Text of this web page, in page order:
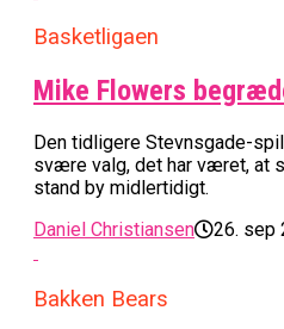
Basketligaen
Mike Flowers
Den tidligere Stevnsgade-
svære valg, det har været, at
stand by midlertidigt.
Daniel Christiansen
26. sep
Bakken Bears